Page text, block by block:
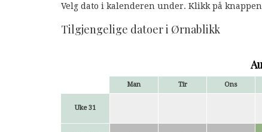
Velg dato i kalenderen under. Klikk på
Tilgjengelige datoer i Ørnablikk
Man Tir Ons
Uke 31